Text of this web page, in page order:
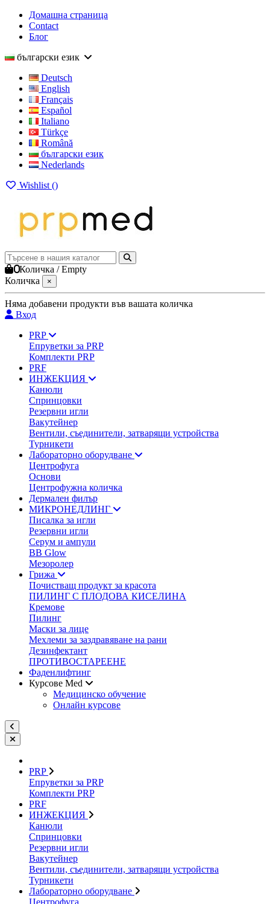
Домашна страница
Contact
Блог
български език
Deutsch
English
Français
Español
Italiano
Türkçe
Română
български език
Nederlands
Wishlist ()
0Количка /Empty
Количка
×
Няма добавени продукти във вашата количка
Вход
PRP
Епруветки за PRP
Комплекти PRP
PRF
ИНЖЕКЦИЯ
Канюли
Спринцовки
Резервни игли
Вакутейнер
Вентили, съединители, затварящи устройства
Турникети
Лабораторно оборудване
Центрофуга
Основи
Центрофужна количка
Дермален филър
МИКРОНЕДЛИНГ
Писалка за игли
Резервни игли
Серум и ампули
BB Glow
Мезоролер
Грижа
Почистващ продукт за красота
ПИЛИНГ С ПЛОДОВА КИСЕЛИНА
Кремове
Пилинг
Маски за лице
Мехлеми за заздравяване на рани
Дезинфектант
ПРОТИВОСТАРЕЕНЕ
Фаденлифтинг
Курсове Med
Медицинско обучение
Онлайн курсове
PRP
Епруветки за PRP
Комплекти PRP
PRF
ИНЖЕКЦИЯ
Канюли
Спринцовки
Резервни игли
Вакутейнер
Вентили, съединители, затварящи устройства
Турникети
Лабораторно оборудване
Центрофуга